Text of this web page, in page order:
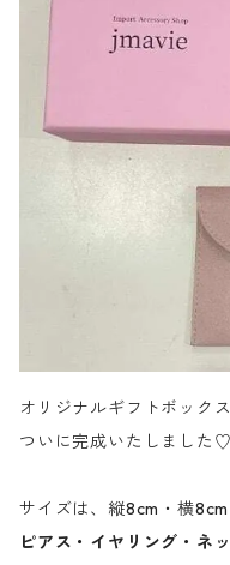
オリジナルギフトボックス
ついに完成いたしました♡
サイズは、縦8cm・横8cm
ピアス・イヤリング・ネ